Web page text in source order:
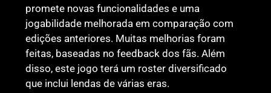
promete novas funcionalidades e uma
jogabilidade melhorada em comparação com
edições anteriores. Muitas melhorias foram
feitas, baseadas no feedback dos fãs. Além
disso, este jogo terá um roster diversificado
que inclui lendas de várias eras.